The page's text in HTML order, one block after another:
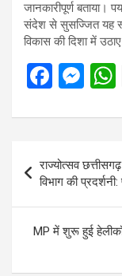
जानकारीपूर्ण बताया।
संदेश से सुसज्जित यह
विकास की दिशा में
F
ce
b
o
o
k
M
se
n
g
er
navigation
राज्योत्सव
विभाग की
MP में शुरू हुई